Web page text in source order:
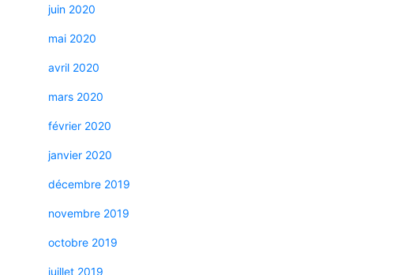
juin 2020
mai 2020
avril 2020
mars 2020
février 2020
janvier 2020
décembre 2019
novembre 2019
octobre 2019
juillet 2019